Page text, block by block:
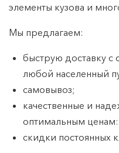
элементы кузова и
Мы предлагаем:
быструю доставку с
любой населенный
самовывоз;
качественные и
оптимальным
скидки постоянных